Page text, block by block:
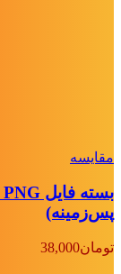
مقايسه
پس‌زمینه)
تومان38,000